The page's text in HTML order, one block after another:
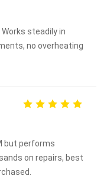
steadily in
no overheating
but performs
on repairs, best